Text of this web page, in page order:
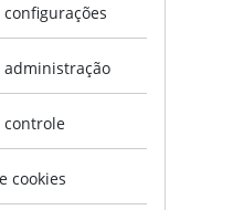
administração
controle
cookies